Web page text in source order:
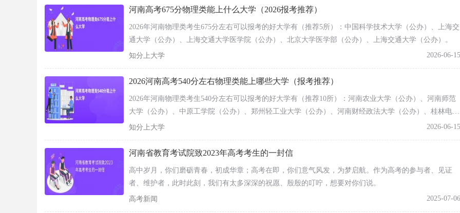
2、“豫事办”APP查询
河南省各级政府为公众提供公共服务和政务服务的移动端官方“豫事办”小程序亦上线高考成绩及录取查询功
能，为考生提供更便捷的高考查询服务。
河南高考675分物理类能上什么大学（2026报考推荐）
2026年河南物理类考生675分左右可以报考的好大学有（推荐5所）：中国科学技术大学（公办）、上海交
通大学（公办）、上海交通大学医学院（公办）、北京大学医学部（公办）、上海交通大学（公办）。
知分上大学 2026-06-15
2026河南高考540分左右物理类能上哪些大学（报考推荐）
2026年河南物理类考生540分左右可以报考的好大学有（推荐10所）：河南农业大学（公办）、河南师范
大学（公办）、中原工学院（公办）、郑州轻工业大学（公办）、河南财经政法大学（公办）、桂林电子
科技大学（公办）、西南医科大学（公办）、湖南工商大学（公办）、安徽医科大学（公办）、沈阳航空
知分上大学 2026-06-15
河南省教育考试院致2023年高考考生的一封信
高中岁月，你们磨砺青春，初成华章；高考在即，你们意气风发，为梦启航。作为高考的参与者、见证
者、维护者，此时此刻，我们有太多深深的祝愿、殷殷的叮咛，想要对你们说。
高考新闻 2025-07-06